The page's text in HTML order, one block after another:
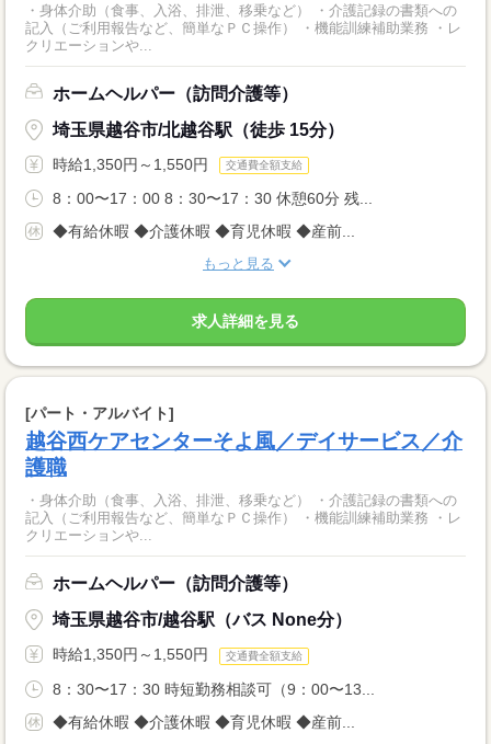
・身体介助（食事、入浴、排泄、移乗など） ・介護記録の書類への
記入（ご利用報告など、簡単なＰＣ操作） ・機能訓練補助業務 ・レ
クリエーションや...
ホームヘルパー（訪問介護等）
埼玉県越谷市/北越谷駅（徒歩 15分）
時給1,350円～1,550円 交通費全額支給
8：00〜17：00 8：30〜17：30 休憩60分 残...
◆有給休暇 ◆介護休暇 ◆育児休暇 ◆産前...
もっと見る
求人詳細を見る
[パート・アルバイト]
越谷西ケアセンターそよ風／デイサービス／介
護職
・身体介助（食事、入浴、排泄、移乗など） ・介護記録の書類への
記入（ご利用報告など、簡単なＰＣ操作） ・機能訓練補助業務 ・レ
クリエーションや...
ホームヘルパー（訪問介護等）
埼玉県越谷市/越谷駅（バス None分）
時給1,350円～1,550円 交通費全額支給
8：30〜17：30 時短勤務相談可（9：00〜13...
◆有給休暇 ◆介護休暇 ◆育児休暇 ◆産前...